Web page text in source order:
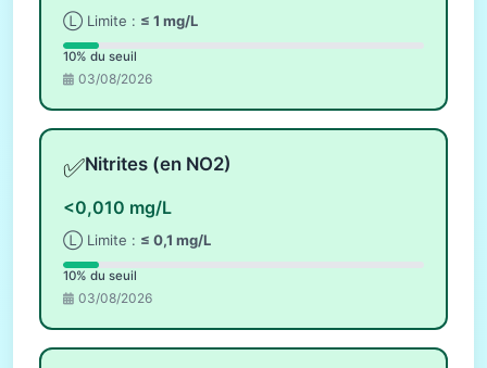
Ⓛ Limite : ≤ 1 mg/L
10% du seuil
03/08/2026
✅Nitrites (en NO2)
<0,010 mg/L
Ⓛ Limite : ≤ 0,1 mg/L
10% du seuil
03/08/2026